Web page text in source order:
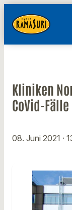
Kliniken
CoVid-Fälle
08. Juni 2021 ·